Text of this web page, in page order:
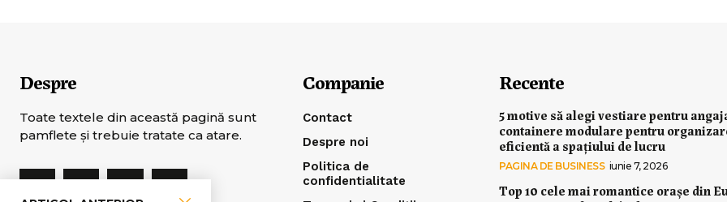
Despre
Toate textele din această pagină sunt
pamflete şi trebuie tratate ca atare.
Companie
Contact
Despre noi
Politica de
confidentialitate
Recente
5 motive să alegi vestiare pentru
containere modulare pentru
eficientă a spațiului de lucru
PAGINA DE BUSINESS iunie 7, 2026
Top 10 cele mai romantice orașe din